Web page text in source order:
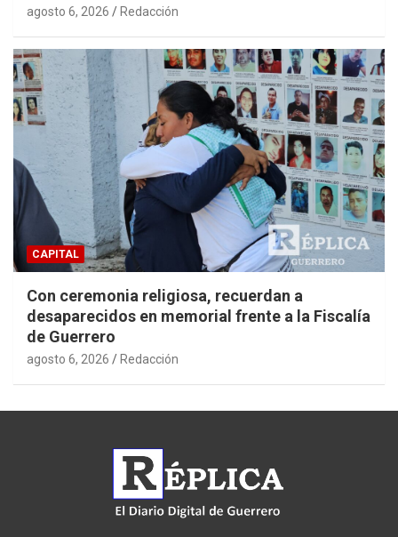
agosto 6, 2026 Redacción
CAPITAL
Con ceremonia religiosa, recuerdan a
desaparecidos en memorial frente a la Fiscalía
de Guerrero
agosto 6, 2026 Redacción